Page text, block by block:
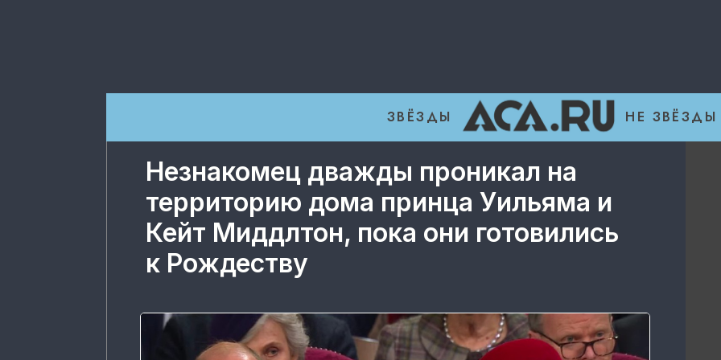
ЗВЁЗДЫ НЕ ЗВЁЗДЫ
Незнакомец дважды проникал на
территорию дома принца Уильяма и
Кейт Миддлтон, пока они готовились
к Рождеству